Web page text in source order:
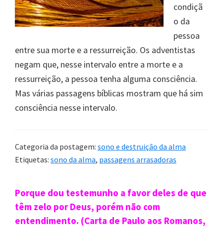
condiçã
o da
pessoa
entre sua morte e a ressurreição. Os adventistas
negam que, nesse intervalo entre a morte e a
ressurreição, a pessoa tenha alguma consciência.
Mas várias passagens bíblicas mostram que há sim
consciência nesse intervalo.
Categoria da postagem: sono e destruição da alma
Etiquetas: sono da alma, passagens arrasadoras
Sidebar
primária
Porque dou testemunho a favor deles de que
têm zelo por Deus, porém não com
entendimento. (Carta de Paulo aos Romanos,